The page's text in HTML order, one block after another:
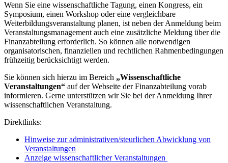
Wenn Sie eine wissenschaftliche Tagung, einen Kongress, ein
Symposium, einen Workshop oder eine vergleichbare
Weiterbildungsveranstaltung planen, ist neben der Anmeldung beim
Veranstaltungsmanagement auch eine zusätzliche Meldung über die
Finanzabteilung erforderlich. So können alle notwendigen
organisatorischen, finanziellen und rechtlichen Rahmenbedingungen
frühzeitig berücksichtigt werden.
Sie können sich hierzu im Bereich „Wissenschaftliche
Veranstaltungen“ auf der Webseite der Finanzabteilung vorab
informieren. Gerne unterstützen wir Sie bei der Anmeldung Ihrer
wissenschaftlichen Veranstaltung.
Direktlinks:
Hinweise zur administrativen/steurlichen Abwicklung von
Veranstaltungen
Anzeige wissenschaftlicher Veranstaltungen